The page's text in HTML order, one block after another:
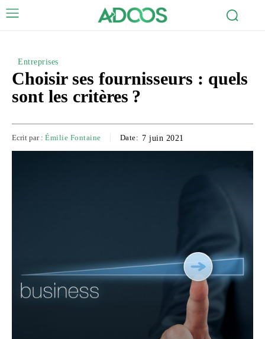
Entreprises
Choisir ses fournisseurs : quels
sont les critères ?
Ecrit par : Émilie Fontaine Date: 7 juin 2021